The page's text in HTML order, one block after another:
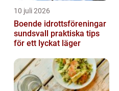
10 juli 2026
Boende idrottsföreningar
sundsvall praktiska tips
för ett lyckat läger